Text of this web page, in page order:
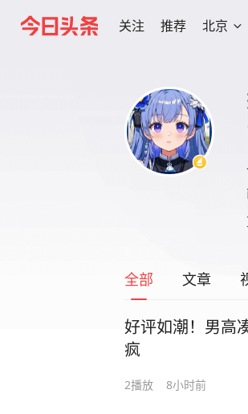
关注 推荐 北京
全部 文章
好评如潮！男高
疯
2播放 8小时前